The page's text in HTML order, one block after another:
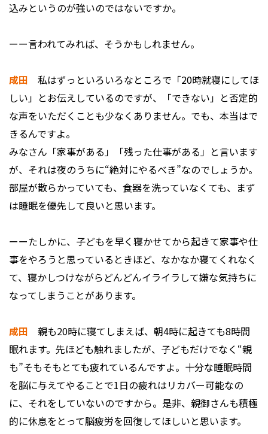
込みというのが強いのではないですか。
ーー言われてみれば、そうかもしれません。
成田 私はずっといろいろなところで「20時就寝にしてほ
しい」とお伝えしているのですが、「できない」と否定的
な声をいただくことも少なくありません。でも、本当はで
きるんですよ。
みなさん「家事がある」「残った仕事がある」と言います
が、それは夜のうちに“絶対にやるべき”なのでしょうか。
部屋が散らかっていても、食器を洗っていなくても、まず
は睡眠を優先して良いと思います。
ーーたしかに、子どもを早く寝かせてから起きて家事や仕
事をやろうと思っているときほど、なかなか寝てくれなく
て、寝かしつけながらどんどんイライラして嫌な気持ちに
なってしまうことがあります。
成田 親も20時に寝てしまえば、朝4時に起きても8時間
眠れます。先ほども触れましたが、子どもだけでなく“親
も”そもそもとても疲れているんですよ。十分な睡眠時間
を脳に与えてやることで1日の疲れはリカバー可能なの
に、それをしていないのですから。是非、親御さんも積極
的に休息をとって脳疲労を回復してほしいと思います。